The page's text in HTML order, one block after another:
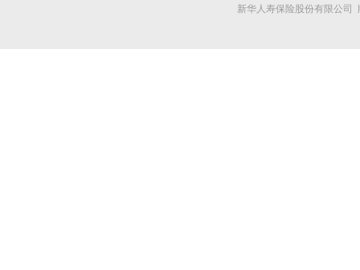
新华人寿保险股份有限公